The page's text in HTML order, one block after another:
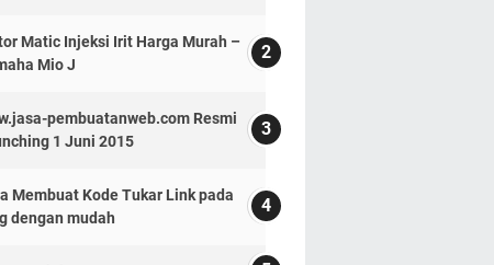
Matic Injeksi Irit Harga Murah –
Mio J
pembuatanweb.com Resmi
1 Juni 2015
Membuat Kode Tukar Link pada
dengan mudah